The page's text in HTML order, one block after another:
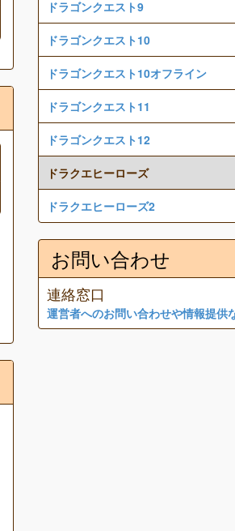
ドラゴンクエスト9
ドラゴンクエスト10
ドラゴンクエスト10オフライン
ドラゴンクエスト11
ドラゴンクエスト12
ドラクエヒーローズ
ドラクエヒーローズ2
お問い合わせ
連絡窓口
運営者へのお問い合わせや情報提供